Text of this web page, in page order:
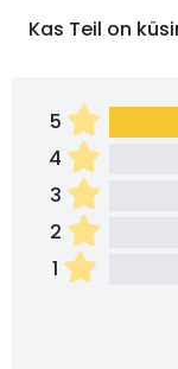
Kas Teil on
5
4
3
2
1